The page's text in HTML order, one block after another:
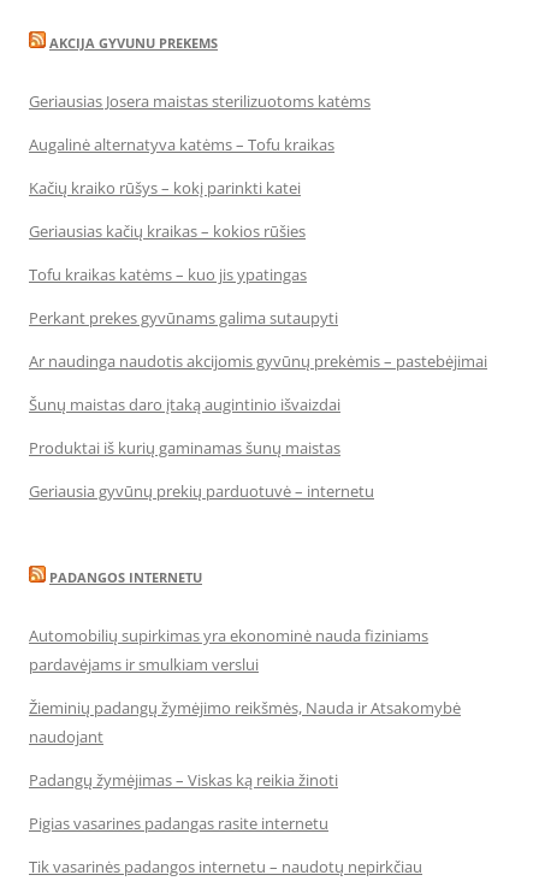
AKCIJA GYVUNU PREKEMS
Geriausias Josera maistas sterilizuotoms katėms
Augalinė alternatyva katėms – Tofu kraikas
Kačių kraiko rūšys – kokį parinkti katei
Geriausias kačių kraikas – kokios rūšies
Tofu kraikas katėms – kuo jis ypatingas
Perkant prekes gyvūnams galima sutaupyti
Ar naudinga naudotis akcijomis gyvūnų prekėmis – pastebėjimai
Šunų maistas daro įtaką augintinio išvaizdai
Produktai iš kurių gaminamas šunų maistas
Geriausia gyvūnų prekių parduotuvė – internetu
PADANGOS INTERNETU
Automobilių supirkimas yra ekonominė nauda fiziniams
pardavėjams ir smulkiam verslui
Žieminių padangų žymėjimo reikšmės, Nauda ir Atsakomybė
naudojant
Padangų žymėjimas – Viskas ką reikia žinoti
Pigias vasarines padangas rasite internetu
Tik vasarinės padangos internetu – naudotų nepirkčiau